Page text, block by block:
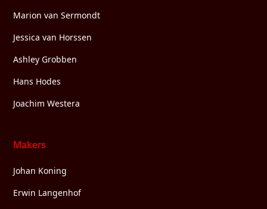
Marion van Sermondt
Jessica van Horssen
Ashley Grobben
Hans Hodes
Joachim Westera
Makers
Johan Koning
Erwin Langenhof